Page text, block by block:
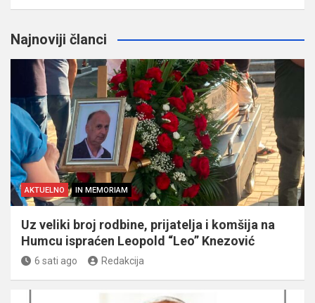
Najnoviji članci
AKTUELNO IN MEMORIAM
Uz veliki broj rodbine, prijatelja i komšija na
Humcu ispraćen Leopold “Leo” Knezović
6 sati ago Redakcija